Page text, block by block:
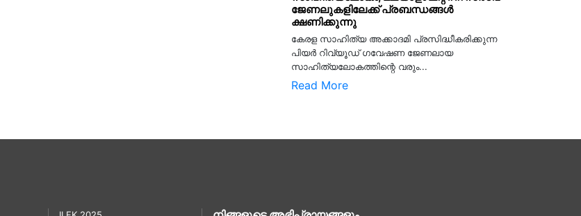
ജേണലുകളിലേക്ക് പ്രബന്ധങ്ങൾ
ക്ഷണിക്കുന്നു
കേരള സാഹിത്യ അക്കാദമി പ്രസിദ്ധീകരിക്കുന്ന
പിയര്‍ റിവ്യൂഡ് ഗവേഷണ ജേണലായ
സാഹിത്യലോകത്തിന്റെ വരും...
Read More